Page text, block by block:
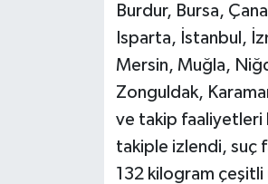
Burdur, Bursa,
Isparta, İstanbul,
Mersin, Muğla,
Zonguldak,
ve takip faaliyetleri
takiple izlendi, suç
132 kilogram çeşitli